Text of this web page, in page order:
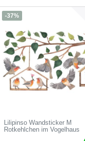
-37%
Lilipinso Wandsticker M
Rotkehlchen im Vogelhaus